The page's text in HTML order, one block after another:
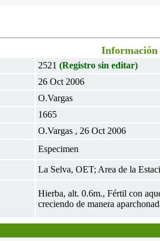
Información
2521 (Registro sin editar)
26 Oct 2006
O.Vargas
1665
O.Vargas , 26 Oct 2006
Especimen
La Selva, OET; Area de la
Hierba, alt. 0.6m., Fértil con
creciendo de manera